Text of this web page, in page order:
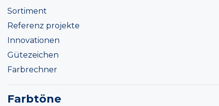
Sortiment
Referenz projekte
Innovationen
Gütezeichen
Farbrechner
Farbtöne